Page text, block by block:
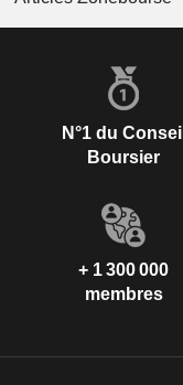
N°1 du Conseil
Boursier
+ 1 300 000
membres